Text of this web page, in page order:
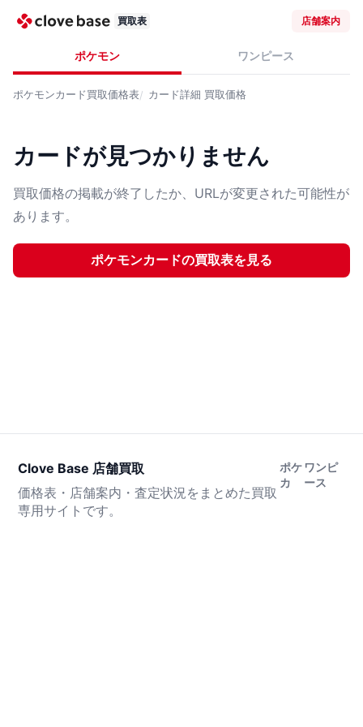
買取表 店舗案内
ポケモン ワンピース
ポケモンカード買取価格表 カード詳細 買取価格
カードが見つかりません
買取価格の掲載が終了したか、URLが変更された可能性が
あります。
ポケモンカードの買取表を見る
Clove Base 店舗買取
価格表・店舗案内・査定状況をまとめた買取
専用サイトです。
ポケ
カ
ワンピ
ース